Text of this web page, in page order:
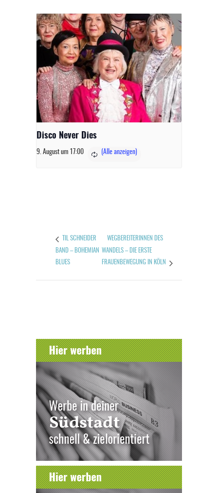
Disco Never Dies
9. August um 17:00
TIL SCHNEIDER
BAND – BOHEMIAN
BLUES
WEGBEREITERINNEN DES
WANDELS – DIE ERSTE
FRAUENBEWEGUNG IN KÖLN